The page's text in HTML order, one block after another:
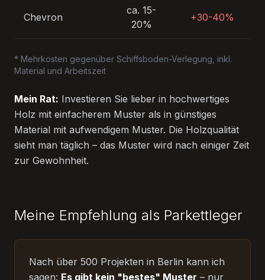
Chevron
ca. 15-
20%
+30-40%
* Mehrkosten gegenüber Schiffsboden-Verlegung, inkl.
Material und Arbeitszeit
Mein Rat: Investieren Sie lieber in hochwertiges
Holz mit einfacherem Muster als in günstiges
Material mit aufwendigem Muster. Die Holzqualität
sieht man täglich – das Muster wird nach einiger Zeit
zur Gewohnheit.
Meine Empfehlung als Parkettleger
Nach über 500 Projekten in Berlin kann ich
sagen: Es gibt kein "bestes" Muster – nur